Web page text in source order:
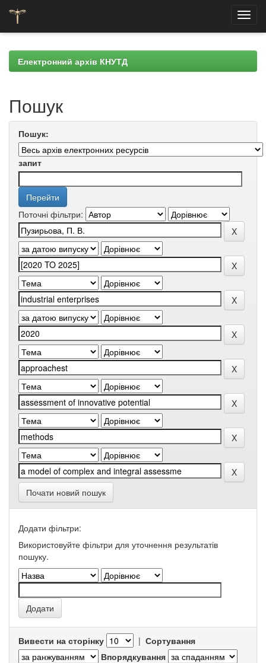
navigationЕлектронний архів КНУТД
Пошук
Пошук:
запит
Поточні фільтри:
Почати новий пошук
Додати фільтри:
Використовуйте фільтри для уточнення результатів
пошуку.
Вивести на сторінку | Сортування
Впорядкування